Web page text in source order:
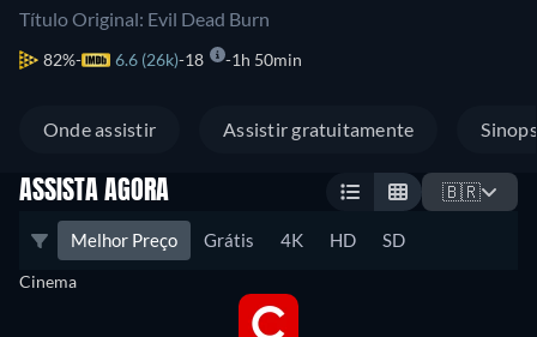
Título Original: Evil Dead Burn
82% 6.6 (26k) 18 1h 50min
Onde assistir Assistir gratuitamente
ASSISTA AGORA 🇧🇷
Melhor Preço Grátis 4K HD SD
Cinema